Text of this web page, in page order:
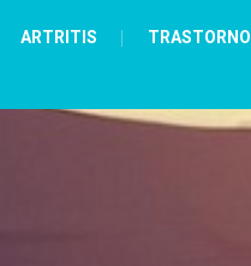
ARTRITIS TRASTORNO